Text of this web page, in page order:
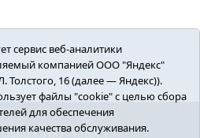
ОБЩЕСТВО СПОРТ
сервис веб-аналитики
компанией ООО "Яндекс"
Толстого, 16 (далее — Яндекс)).
файлы "cookie" с целью сбора
для обеспечения
качества обслуживания.